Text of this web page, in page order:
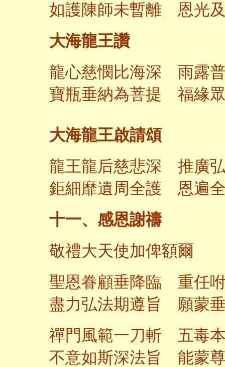
如護陳師未暫離 恩光
大海龍王讚
龍心慈憫比海深 雨露
寶瓶垂納為菩提 福緣
大海龍王啟請頌
龍王龍后慈悲深 推廣
鉅細靡遺周全護 恩遍
十一、感恩謝禱
敬禮大天使加俾額爾
聖恩眷顧垂降臨 重任
盡力弘法期遵旨 願蒙
禪門風範一刀斬 五毒
不意如斯深法旨 能蒙